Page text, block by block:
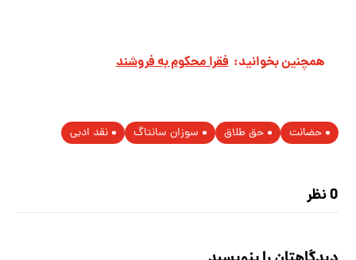
همچنین بخوانید: فقرا محکوم به فروشند
حضانت حق طلاق سوزان سانتاگ نقد ادبی
0 نظر